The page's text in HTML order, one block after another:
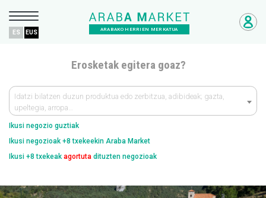
ARABAKO HERRIEN MERKATUA
ES EUS
Erosketak egitera goaz?
Idatzi bilatzen duzun produktua edo zerbitzua, adibideak; gazta,
upeltegia, arropa…
Ikusi negozio guztiak
Ikusi negozioak +8 txekeekin Araba Market
Ikusi +8 txekeak agortuta dituzten negozioak